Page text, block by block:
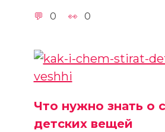
0 0
Что нужно знать о
детских вещей